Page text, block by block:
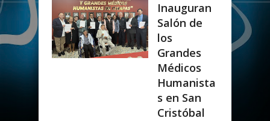
Inauguran
Salón de
los
Grandes
Médicos
Humanista
s en San
Cristóbal